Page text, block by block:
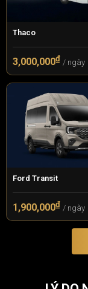
Thaco
3,000,000₫ / ngày
Ford Transit
1,900,000₫ / ngày